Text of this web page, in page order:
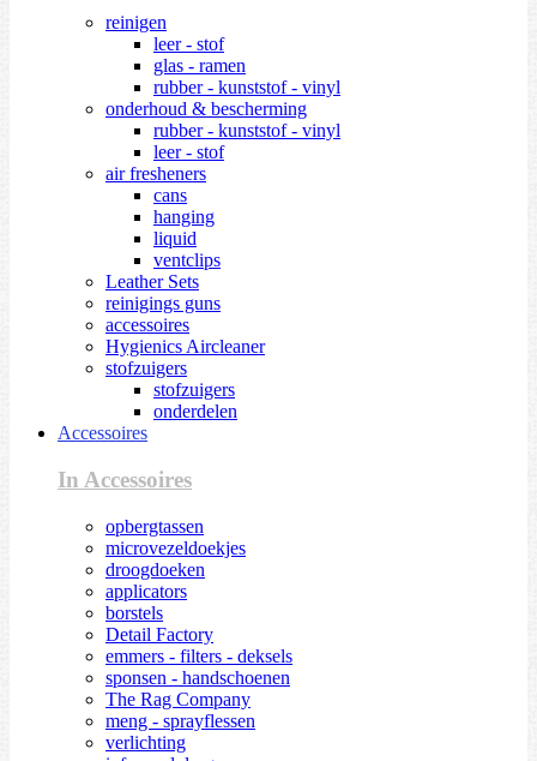
reinigen
leer - stof
glas - ramen
rubber - kunststof - vinyl
onderhoud & bescherming
rubber - kunststof - vinyl
leer - stof
air fresheners
cans
hanging
liquid
ventclips
Leather Sets
reinigings guns
accessoires
Hygienics Aircleaner
stofzuigers
stofzuigers
onderdelen
Accessoires
In Accessoires
opbergtassen
microvezeldoekjes
droogdoeken
applicators
borstels
Detail Factory
emmers - filters - deksels
sponsen - handschoenen
The Rag Company
meng - sprayflessen
verlichting